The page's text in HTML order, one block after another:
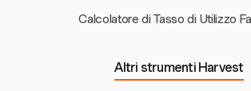
Calcolatore di Tasso di Utilizzo
Altri strumenti Harvest